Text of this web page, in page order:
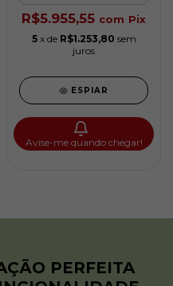
R$5.955,55 com Pix
5 x de R$1.253,80 sem
juros
ESPIAR
Avise-me quando chegar!
PERFEITA